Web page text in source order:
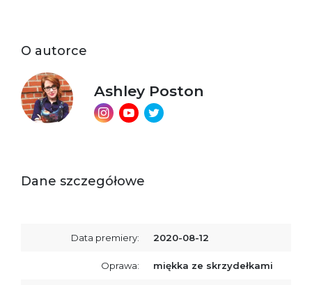
O autorce
Ashley Poston
Dane szczegółowe
Data premiery: 2020-08-12
Oprawa: miękka ze skrzydełkami